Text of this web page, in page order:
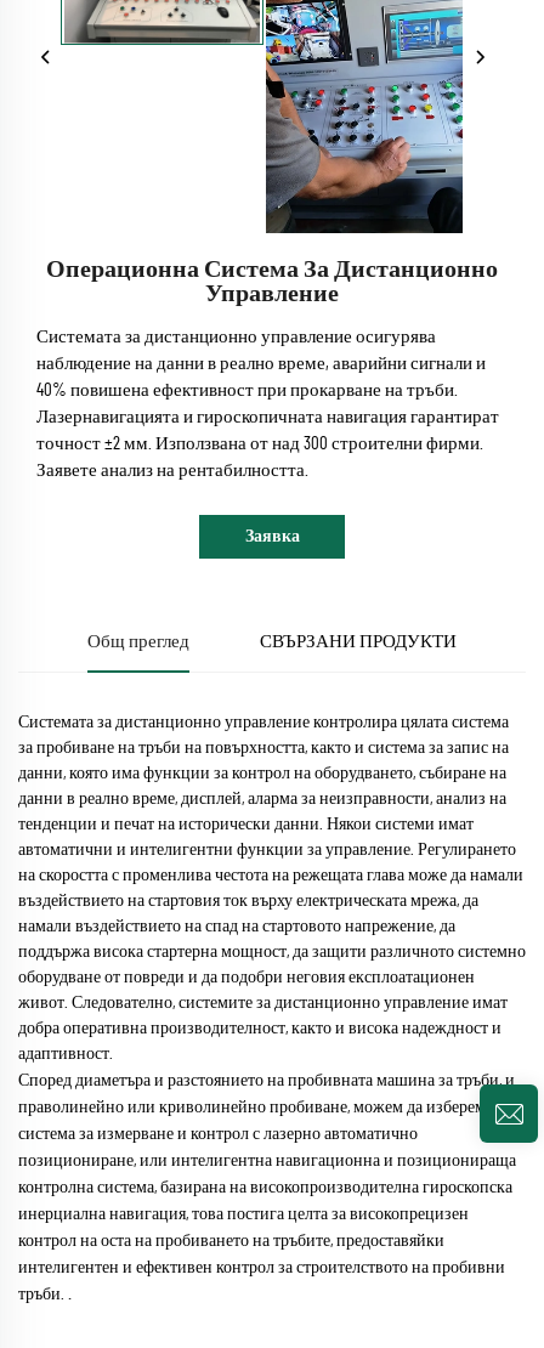
Операционна Система За Дистанционно
Управление
Системата за дистанционно управление осигурява
наблюдение на данни в реално време, аварийни сигнали и
40% повишена ефективност при прокарване на тръби.
Лазернавигацията и гироскопичната навигация гарантират
точност ±2 мм. Използвана от над 300 строителни фирми.
Заявете анализ на рентабилността.
Заявка
Общ преглед СВЪРЗАНИ ПРОДУКТИ
Системата за дистанционно управление контролира цялата система
за пробиване на тръби на повърхността, както и система за запис на
данни, която има функции за контрол на оборудването, събиране на
данни в реално време, дисплей, аларма за неизправности, анализ на
тенденции и печат на исторически данни. Някои системи имат
автоматични и интелигентни функции за управление. Регулирането
на скоростта с променлива честота на режещата глава може да намали
въздействието на стартовия ток върху електрическата мрежа, да
намали въздействието на спад на стартовото напрежение, да
поддържа висока стартерна мощност, да защити различното системно
оборудване от повреди и да подобри неговия експлоатационен
живот. Следователно, системите за дистанционно управление имат
добра оперативна производителност, както и висока надеждност и
адаптивност.
Според диаметъра и разстоянието на пробивната машина за тръби, и
праволинейно или криволинейно пробиване, можем да изберем
система за измерване и контрол с лазерно автоматично
позициониране, или интелигентна навигационна и позиционираща
контролна система, базирана на високопроизводителна гироскопска
инерциална навигация, това постига целта за високопрецизен
контрол на оста на пробиването на тръбите, предоставяйки
интелигентен и ефективен контрол за строителството на пробивни
тръби. .